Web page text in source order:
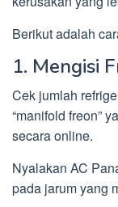
Berikut adalah
1. Mengisi
Cek jumlah
“manifold freon”
secara online.
Nyalakan AC
pada jarum yang